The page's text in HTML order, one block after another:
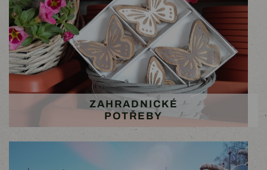
ZAHRADNICKÉ
POTŘEBY